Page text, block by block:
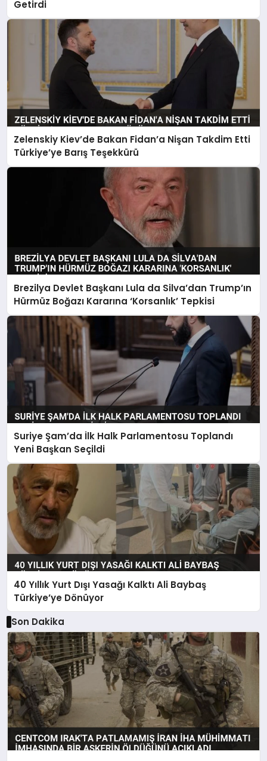
Getirdi
Zelenskiy Kiev’de Bakan Fidan’a Nişan Takdim Etti
Türkiye’ye Barış Teşekkürü
Brezilya Devlet Başkanı Lula da Silva’dan Trump’ın
Hürmüz Boğazı Kararına ‘Korsanlık’ Tepkisi
Suriye Şam’da İlk Halk Parlamentosu Toplandı
Yeni Başkan Seçildi
40 Yıllık Yurt Dışı Yasağı Kalktı Ali Baybaş
Türkiye’ye Dönüyor
Son Dakika